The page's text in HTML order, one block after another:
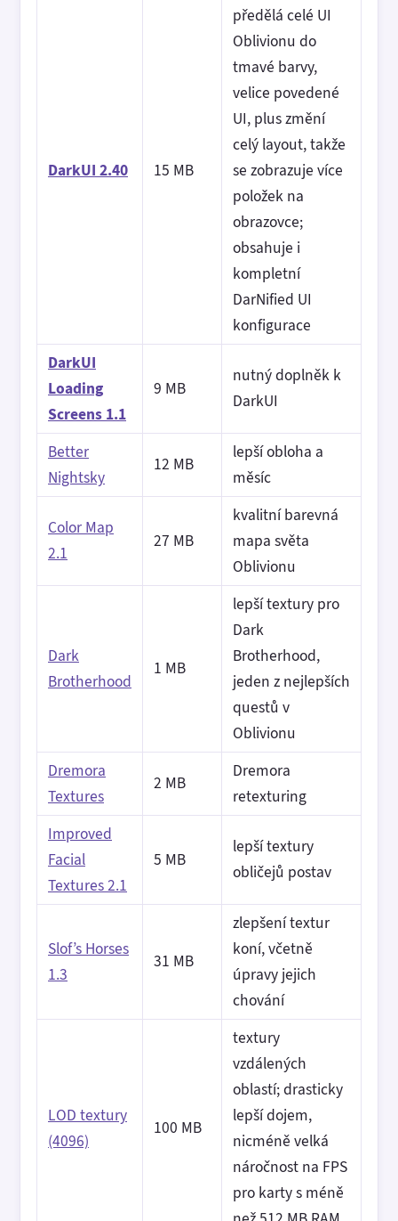
DarkUI 2.40 15 MB
předělá celé UI
Oblivionu do
tmavé barvy,
velice povedené
UI, plus změní
celý layout, takže
se zobrazuje více
položek na
obrazovce;
obsahuje i
kompletní
DarNified UI
konfigurace
DarkUI
Loading
Screens 1.1
9 MB
nutný doplněk k
DarkUI
Better
Nightsky
12 MB
lepší obloha a
měsíc
Color Map
2.1
27 MB
kvalitní barevná
mapa světa
Oblivionu
Dark
Brotherhood
1 MB
lepší textury pro
Dark
Brotherhood,
jeden z nejlepších
questů v
Oblivionu
Dremora
Textures
2 MB
Dremora
retexturing
Improved
Facial
Textures 2.1
5 MB
lepší textury
obličejů postav
Slof’s Horses
1.3
31 MB
zlepšení textur
koní, včetně
úpravy jejich
chování
LOD textury
(4096)
100 MB
textury
vzdálených
oblastí; drasticky
lepší dojem,
nicméně velká
náročnost na FPS
pro karty s méně